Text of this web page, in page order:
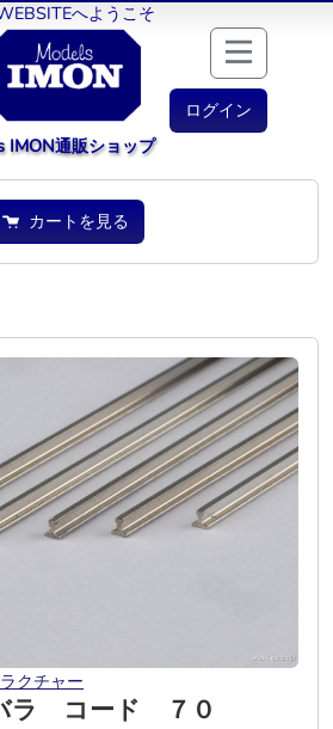
へようこそ
ログイン
IMON通販ショップ
カートを見る
クチャー
ラ コード ７０